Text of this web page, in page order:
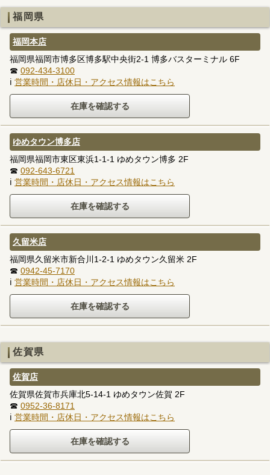
福岡県
福岡本店
福岡県福岡市博多区博多駅中央街2-1 博多バスターミナル 6F
☎ 092-434-3100
ℹ 営業時間・店休日・アクセス情報はこちら
ゆめタウン博多店
福岡県福岡市東区東浜1-1-1 ゆめタウン博多 2F
☎ 092-643-6721
ℹ 営業時間・店休日・アクセス情報はこちら
久留米店
福岡県久留米市新合川1-2-1 ゆめタウン久留米 2F
☎ 0942-45-7170
ℹ 営業時間・店休日・アクセス情報はこちら
佐賀県
佐賀店
佐賀県佐賀市兵庫北5-14-1 ゆめタウン佐賀 2F
☎ 0952-36-8171
ℹ 営業時間・店休日・アクセス情報はこちら